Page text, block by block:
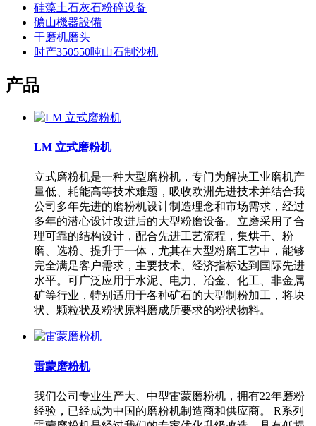
硅藻土石灰石粉碎设备
礦山機器設備
干磨机磨头
时产350550吨山石制沙机
产品
LM 立式磨粉机
立式磨粉机是一种大型磨粉机，专门为解决工业磨机产
量低、耗能高等技术难题，吸收欧洲先进技术并结合我
公司多年先进的磨粉机设计制造理念和市场需求，经过
多年的潜心设计改进后的大型粉磨设备。立磨采用了合
理可靠的结构设计，配合先进工艺流程，集烘干、粉
磨、选粉、提升于一体，尤其在大型粉磨工艺中，能够
完全满足客户需求，主要技术、经济指标达到国际先进
水平。可广泛应用于水泥、电力、冶金、化工、非金属
矿等行业，特别适用于各种矿石的大型制粉加工，将块
状、颗粒状及粉状原料磨成所要求的粉状物料。
雷蒙磨粉机
我们公司专业生产大、中型雷蒙磨粉机，拥有22年磨粉
经验，已经成为中国的磨粉机制造商和供应商。 R系列